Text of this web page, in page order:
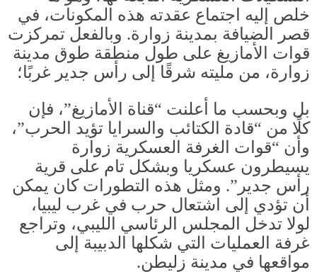
خلص إليه اجتماع عقدته هذه المكونات، في
قصر الضيافة بمدينة زوارة. وبالفعل تمركزت
قوات الأمازيغ على طول منطقة طوق مدينة
زوارة، من مليته شرقًا إلى رأس جدير غربًا؛
بل وبحسب ما أعلنت “قناة الأمازيغ”، فإن
كلًا من “قادة الكتائب والسرايا تؤيد الحرب”،
وأن “قوات الغرفة العسكرية زوارة
يسيطرون عسكريا وبشكل تام على قرية
رأس جدير”. ومثل هذه التطورات كان يمكن
أن تؤدي إلى اشتعال حرب في غرب ليبيا،
لولا تدخل المجلس الرئاسي الليبي، وتراجع
غرفة العمليات التي شكلها الدبيبة إلى
مواقعها في مدينة زليطن.